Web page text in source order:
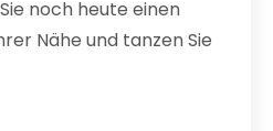
noch heute einen
Nähe und tanzen Sie